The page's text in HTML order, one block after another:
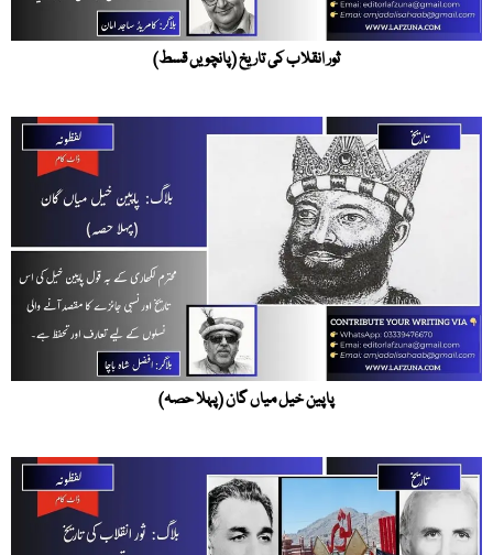
ثور انقلاب کی تاریخ (پانچویں قسط)
پاپین خیل میاں گان (پہلا حصہ)